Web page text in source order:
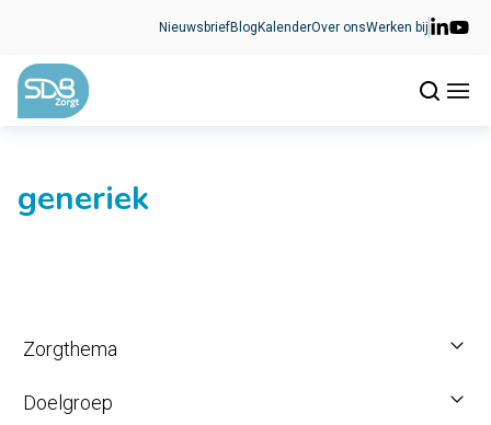
NieuwsbriefBlog KalenderOver onsWerken bij
generiek
Zorgthema
Doelgroep